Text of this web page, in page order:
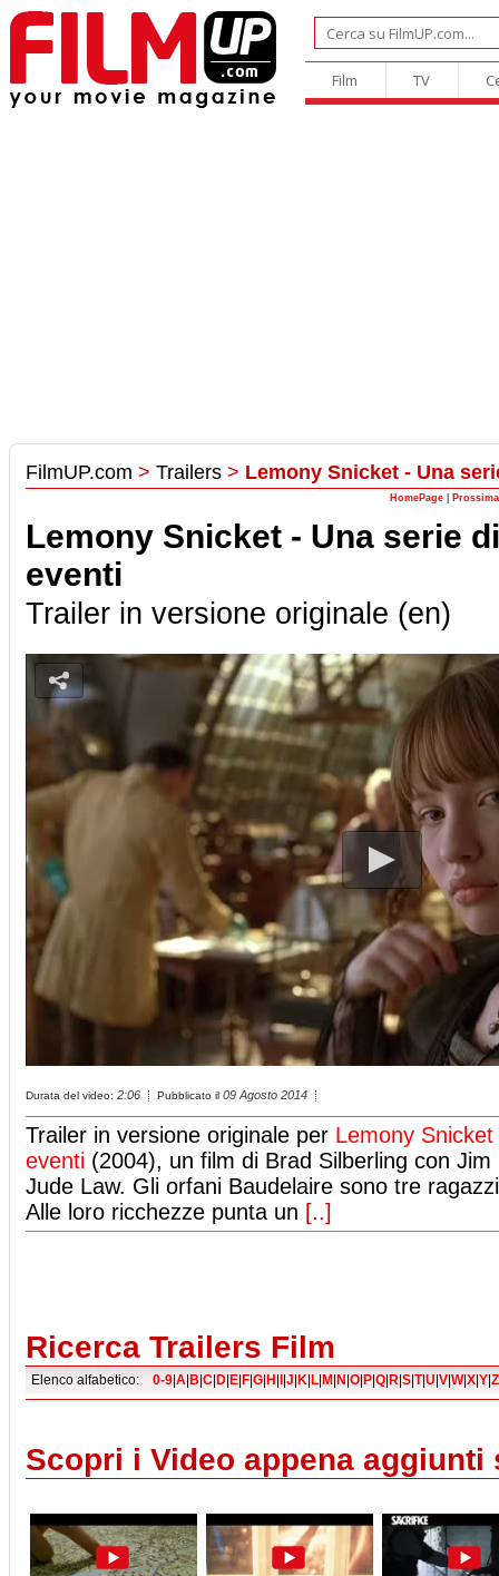
Film TV
FilmUP.com > Trailers > Lemony Snicket - Una
HomePage
Lemony Snicket - Una serie
eventi
Trailer in versione originale (en)
Durata del video: 2:06 Pubblicato il 09 Agosto 2014
Trailer in versione originale per Lemony
eventi (2004), un film di Brad Silberling con
Jude Law. Gli orfani Baudelaire sono tre
Alle loro ricchezze punta un [..]
Ricerca Trailers Film
Elenco alfabetico: 0-9|A|B|C|D|E|F|G|H|I|J|K|L|M|N|O|P|Q|R|S|T|U|V|W|X|Y|Z
Scopri i Video appena aggiunti